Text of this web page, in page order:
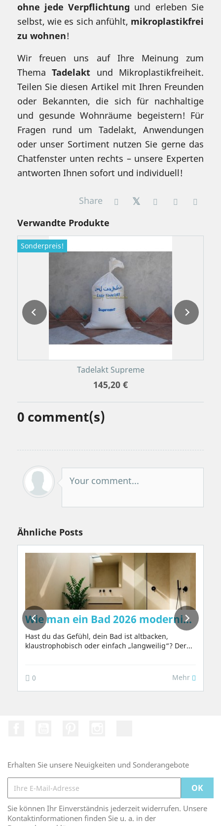
ohne jede Verpflichtung und erleben Sie
selbst, wie es sich anfühlt, mikroplastikfrei
zu wohnen!
Wir freuen uns auf Ihre Meinung zum
Thema Tadelakt und Mikroplastikfreiheit.
Teilen Sie diesen Artikel mit Ihren Freunden
oder Bekannten, die sich für nachhaltige
und gesunde Wohnräume begeistern! Für
Fragen rund um Tadelakt, Anwendungen
oder unser Sortiment nutzen Sie gerne das
Chatfenster unten rechts – unsere Experten
antworten Ihnen sofort und individuell!
Share
Verwandte Produkte
Sonderpreis!
Tadelakt Supreme
145,20 €
0 comment(s)
Your comment...
Ähnliche Posts
natürlich erzeugt, ohne Chemie
Wie man ein Bad 2026 modernisiert:
Hast du das Gefühl, dein Bad ist altbacken,
klaustrophobisch oder einfach „langweilig“? Der...
0 Mehr
Erhalten Sie unsere Neuigkeiten und Sonderangebote
Sie können Ihr Einverständnis jederzeit widerrufen. Unsere
Kontaktinformationen finden Sie u. a. in der